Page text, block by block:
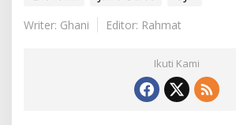
Writer: Ghani
Editor: Rahmat
Ikuti Kami